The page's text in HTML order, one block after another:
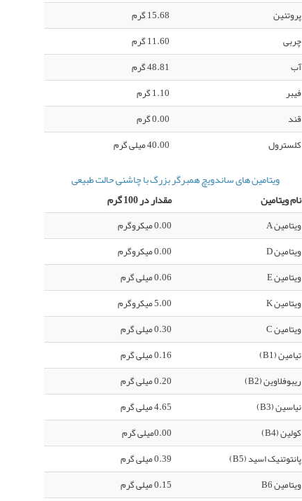
پروتئین
15.68 گرم
چربی
11.60 گرم
آب
48.81 گرم
فیبر
1.10 گرم
قند
0.00 گرم
کلسترول
40.00 میلی گرم
ویتامین های ساندویچ همبرگر بزرگ با چاشنی حالت طبیعی
نام ویتامین
مقدار در 100 گرم
ویتامین A
0.00 میکروگرم
ویتامین D
0.00 میکروگرم
ویتامین E
0.06 میلی گرم
ویتامین K
5.00 میکروگرم
ویتامین C
0.30 میلی گرم
تیامین (B1)
0.16 میلی گرم
ریبوفلاوین (B2)
0.20 میلی گرم
نیاسین (B3)
4.65 میلی گرم
کولین (B4)
0.00میلی گرم
پانتوتنیک اسید (B5)
0.39 میلی گرم
ویتامین B6
0.15 میلی گرم